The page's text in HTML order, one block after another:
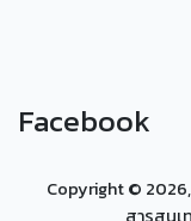
Facebook
Copyright ©